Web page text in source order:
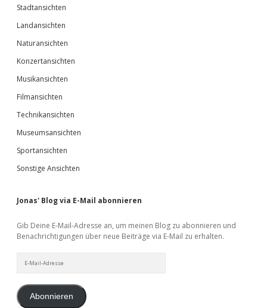
Stadtansichten
Landansichten
Naturansichten
Konzertansichten
Musikansichten
Filmansichten
Technikansichten
Museumsansichten
Sportansichten
Sonstige Ansichten
Jonas' Blog via E-Mail abonnieren
Gib Deine E-Mail-Adresse an, um meinen Blog zu abonnieren und
Benachrichtigungen über neue Beiträge via E-Mail zu erhalten.
Mail-
Abonnieren